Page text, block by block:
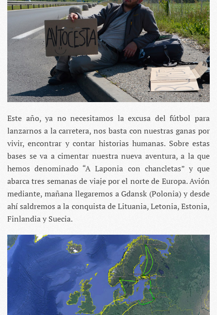
Este año, ya no necesitamos la excusa del fútbol para
lanzarnos a la carretera, nos basta con nuestras ganas por
vivir, encontrar y contar historias humanas. Sobre estas
bases se va a cimentar nuestra nueva aventura, a la que
hemos denominado “A Laponia con chancletas” y que
abarca tres semanas de viaje por el norte de Europa. Avión
mediante, mañana llegaremos a Gdansk (Polonia) y desde
ahí saldremos a la conquista de Lituania, Letonia, Estonia,
Finlandia y Suecia.